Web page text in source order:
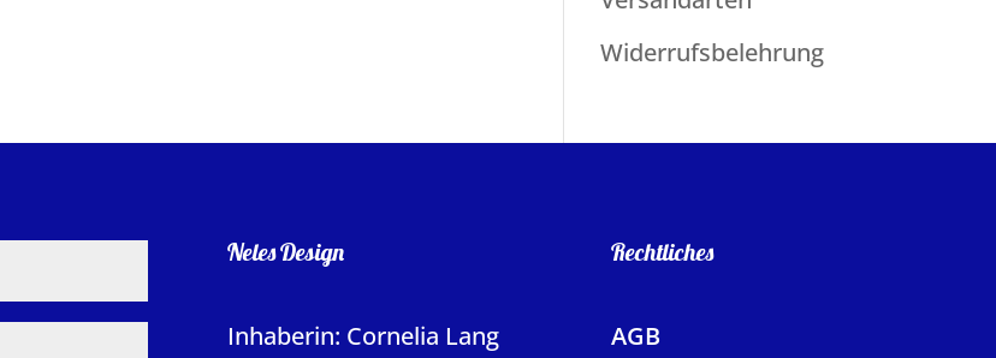
Widerrufsbelehrung
Neles Design
Inhaberin: Cornelia Lang
Rechtliches
AGB